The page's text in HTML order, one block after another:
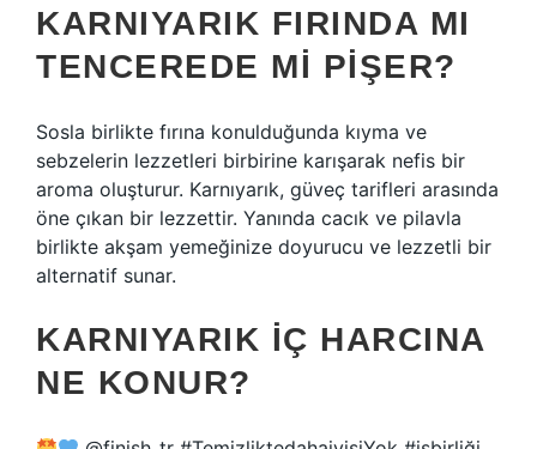
KARNIYARIK FIRINDA MI
TENCEREDE MI PIŞER?
Sosla birlikte fırına konulduğunda kıyma ve
sebzelerin lezzetleri birbirine karışarak nefis bir
aroma oluşturur. Karnıyarık, güveç tarifleri arasında
öne çıkan bir lezzettir. Yanında cacık ve pilavla
birlikte akşam yemeğinize doyurucu ve lezzetli bir
alternatif sunar.
KARNIYARIK IÇ HARCINA
NE KONUR?